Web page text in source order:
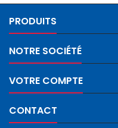
PRODUITS
NOTRE SOCIÉTÉ
VOTRE COMPTE
CONTACT